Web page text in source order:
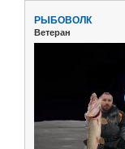
РЫБОВОЛК
Ветеран